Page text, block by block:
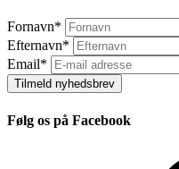
Fornavn*
Efternavn*
Email*
Tilmeld nyhedsbrev
Følg os på Facebook